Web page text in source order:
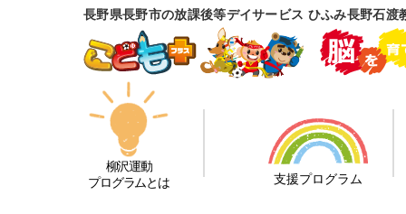
長野県長野市の放課後等デイサービス ひふみ長野石渡
柳沢運動
プログラムとは
支援プログラム